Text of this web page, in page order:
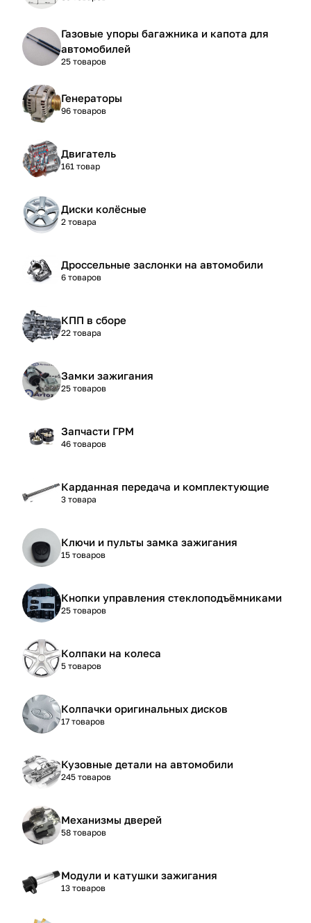
Газовые упоры багажника и капота для
автомобилей
25 товаров
Генераторы
96 товаров
Двигатель
161 товар
Диски колёсные
2 товара
Дроссельные заслонки на автомобили
6 товаров
КПП в сборе
22 товара
Замки зажигания
25 товаров
Запчасти ГРМ
46 товаров
Карданная передача и комплектующие
3 товара
Ключи и пульты замка зажигания
15 товаров
Кнопки управления стеклоподъёмниками
25 товаров
Колпаки на колеса
5 товаров
Колпачки оригинальных дисков
17 товаров
Кузовные детали на автомобили
245 товаров
Механизмы дверей
58 товаров
Модули и катушки зажигания
13 товаров